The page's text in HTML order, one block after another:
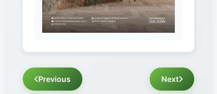
Previous Next